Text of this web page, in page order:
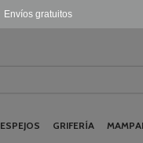
Envíos gratuitos
ESPEJOS GRIFERÍA